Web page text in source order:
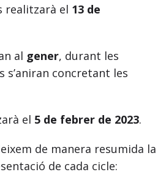
realitzarà el 13 de
al gener, durant les
s’aniran concretant les
el 5 de febrer de 2023.
de manera resumida la
de cada cicle: